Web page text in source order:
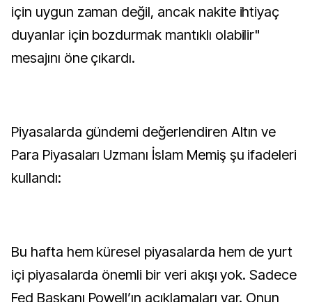
için uygun zaman değil, ancak nakite ihtiyaç
duyanlar için bozdurmak mantıklı olabilir"
mesajını öne çıkardı.
Piyasalarda gündemi değerlendiren Altın ve
Para Piyasaları Uzmanı İslam Memiş şu ifadeleri
kullandı:
Bu hafta hem küresel piyasalarda hem de yurt
içi piyasalarda önemli bir veri akışı yok. Sadece
Fed Başkanı Powell’ın açıklamaları var. Onun